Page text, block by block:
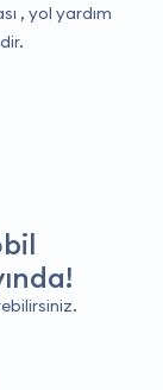
, yol yardım